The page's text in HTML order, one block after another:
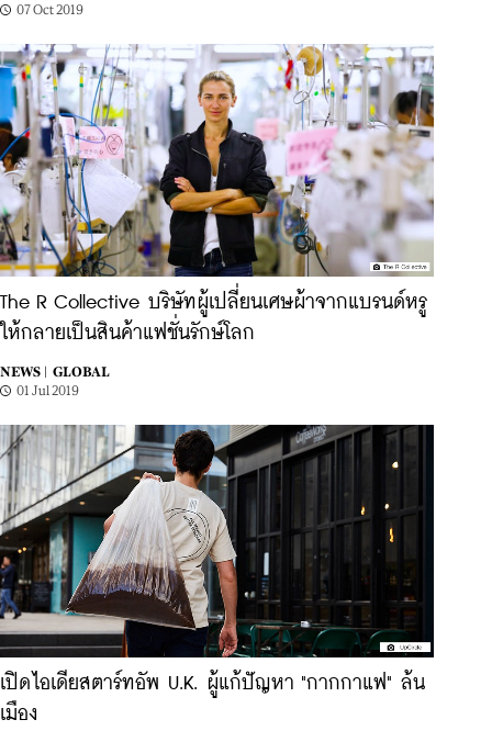
07 Oct 2019
The R Collective บริษัทผู้เปลี่ยนเศษผ้าจากแบรนด์หรู
ให้กลายเป็นสินค้าแฟชั่นรักษ์โลก
NEWS |
GLOBAL
01 Jul 2019
เปิดไอเดียสตาร์ทอัพ U.K. ผู้แก้ปัญหา "กากกาแฟ" ล้น
เมือง